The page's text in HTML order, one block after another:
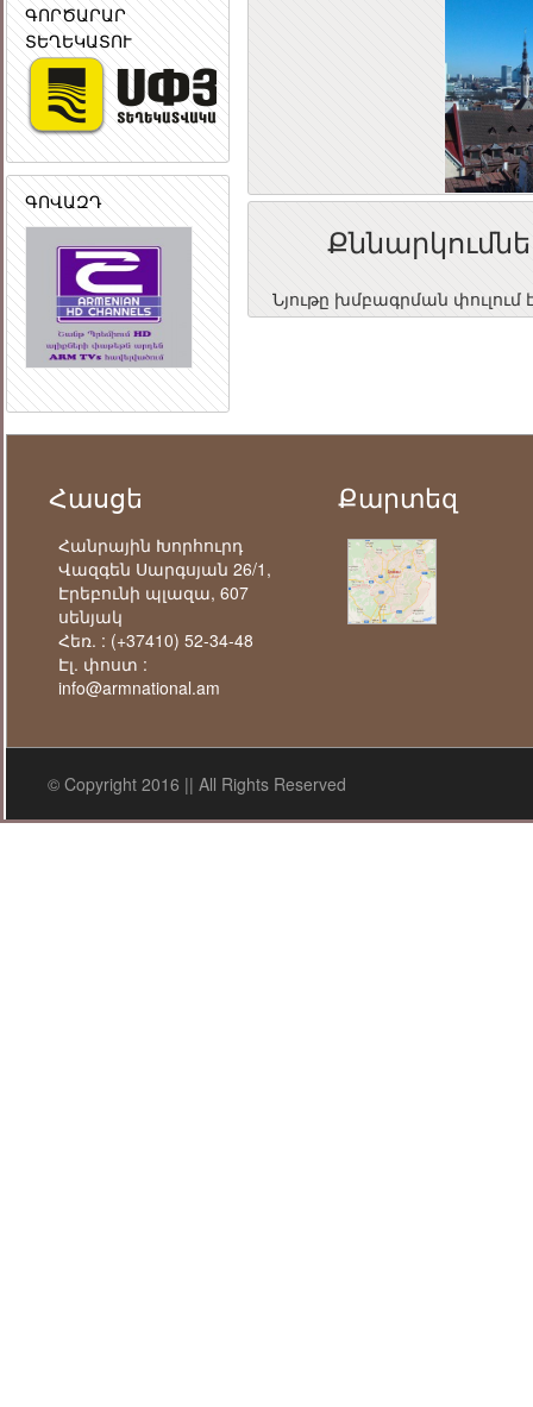
ԳՈՐԾԱՐԱՐ
ՏԵՂԵԿԱՏՈՒ
ԳՈՎԱԶԴ
Նյութը խմբագրման փուլում է
Հասցե
Հանրային Խորհուրդ
Վազգեն Սարգսյան 26/1,
Էրեբունի պլազա, 607
սենյակ
Հեռ. : (+37410) 52-34-48
Էլ. փոստ :
info@armnational.am
Քարտեզ
© Copyright 2016 || All Rights Reserved